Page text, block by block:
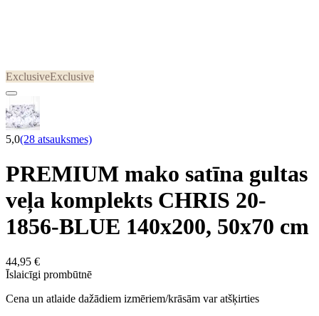
ExclusiveExclusive
5,0(28 atsauksmes)
PREMIUM mako satīna gultas
veļa komplekts CHRIS 20-
1856-BLUE 140x200, 50x70 cm
44,95 €
Īslaicīgi prombūtnē
Cena un atlaide dažādiem izmēriem/krāsām var atšķirties